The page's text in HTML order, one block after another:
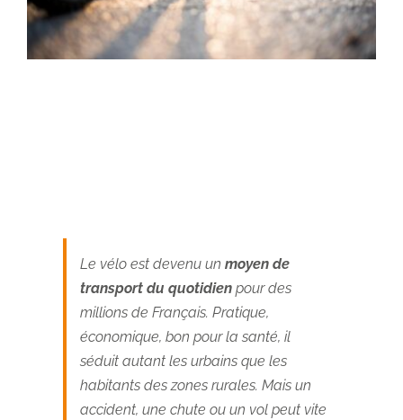
Le vélo est devenu un moyen de
transport du quotidienpour des
millions de Français. Pratique,
économique, bon pour la santé, il
séduit autant les urbains que les
habitants des zones rurales. Mais un
accident, une chute ou un vol peut vite